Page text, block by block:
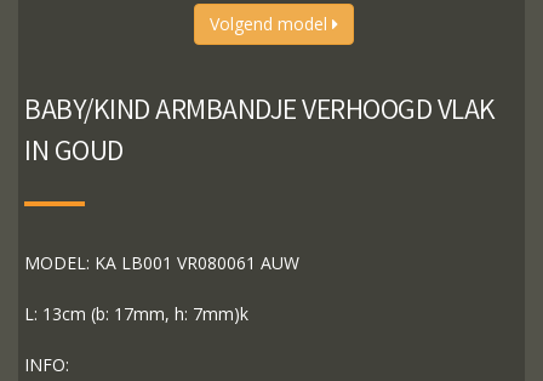
Volgend model
BABY/KIND ARMBANDJE VERHOOGD VLAK
IN GOUD
MODEL: KA LB001 VR080061 AUW
L: 13cm (b: 17mm, h: 7mm)k
INFO: